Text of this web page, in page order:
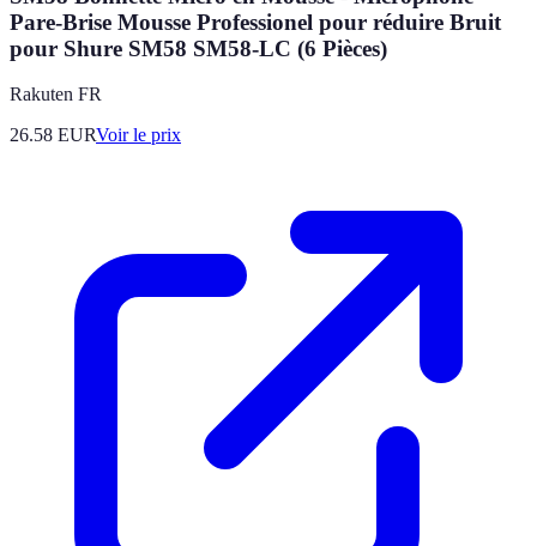
Pare-Brise Mousse Professionel pour réduire Bruit
pour Shure SM58 SM58-LC (6 Pièces)
Rakuten FR
26.58 EURVoir le prix